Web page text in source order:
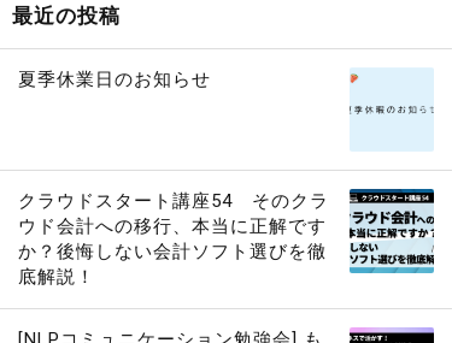
最近の投稿
夏季休業日のお知らせ
クラウドスタート講座54 そのクラ
ウド会計への移行、本当に正解です
か？後悔しない会計ソフト選びを徹
底解説！